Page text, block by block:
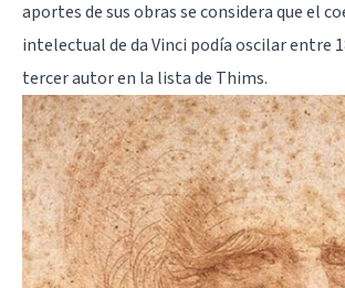
aportes de sus obras se considera que el
intelectual de da Vinci podía oscilar entre
tercer autor en la lista de Thims.